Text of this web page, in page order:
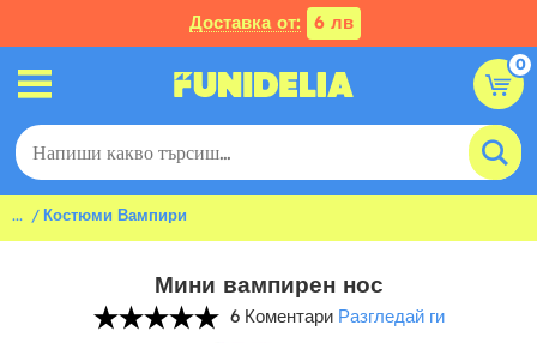
Доставка от: 6 лв
0
... Костюми Вампири
Мини вампирен нос
6 Коментари Разгледай ги